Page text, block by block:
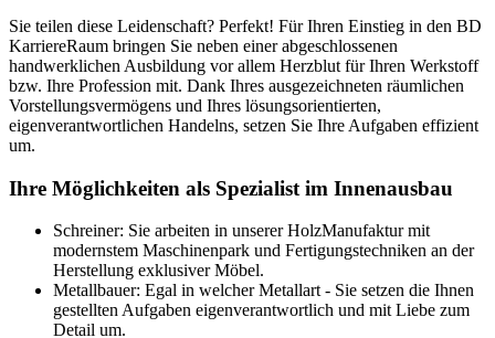
Sie teilen diese Leidenschaft? Perfekt! Für Ihren Einstieg in den BD
KarriereRaum bringen Sie neben einer abgeschlossenen
handwerklichen Ausbildung vor allem Herzblut für Ihren Werkstoff
bzw. Ihre Profession mit. Dank Ihres ausgezeichneten räumlichen
Vorstellungsvermögens und Ihres lösungsorientierten,
eigenverantwortlichen Handelns, setzen Sie Ihre Aufgaben effizient
um.
Ihre Möglichkeiten als Spezialist im Innenausbau
Schreiner: Sie arbeiten in unserer HolzManufaktur mit
modernstem Maschinenpark und Fertigungstechniken an der
Herstellung exklusiver Möbel.
Metallbauer: Egal in welcher Metallart - Sie setzen die Ihnen
gestellten Aufgaben eigenverantwortlich und mit Liebe zum
Detail um.